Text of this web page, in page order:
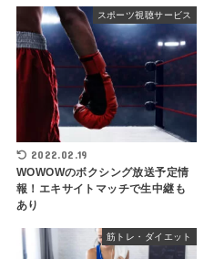
スポーツ視聴サービス
2022.02.19
WOWOWのボクシング放送予定情
報！エキサイトマッチで生中継も
あり
筋トレ・ダイエット